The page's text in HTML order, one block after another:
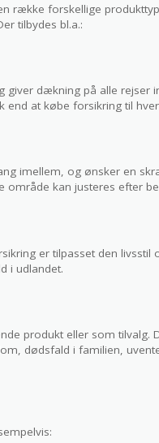
række forskellige
tilbydes bl.a.:
giver dækning på alle rejser
end at købe forsikring til
imellem, og ønsker en
område kan justeres efter
er tilpasset den livsstil
i udlandet.
produkt eller som tilvalg.
dødsfald i familien,